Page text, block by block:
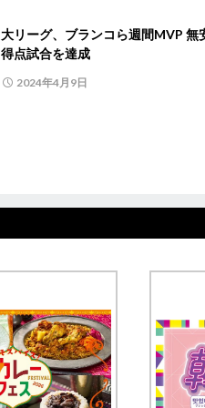
大リーグ、ブランコら週間MVP 無
得点試合を達成
2024年4月9日